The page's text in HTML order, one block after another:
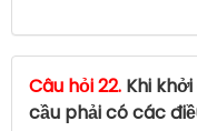
Câu hỏi 22. Khi
cầu phải có các